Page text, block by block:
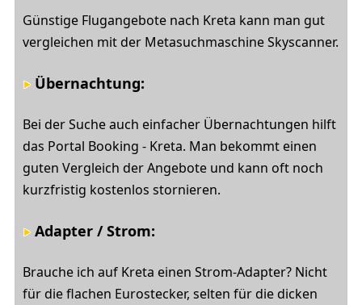
Günstige Flugangebote nach Kreta kann man gut
vergleichen mit der Metasuchmaschine Skyscanner.
Übernachtung:
Bei der Suche auch einfacher Übernachtungen hilft
das Portal Booking - Kreta. Man bekommt einen
guten Vergleich der Angebote und kann oft noch
kurzfristig kostenlos stornieren.
Adapter / Strom:
Brauche ich auf Kreta einen Strom-Adapter? Nicht
für die flachen Eurostecker, selten für die dicken